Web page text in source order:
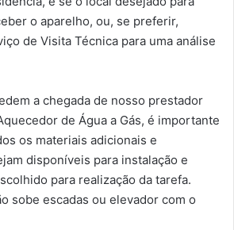
o aparelho, ou, se preferir,
de Visita Técnica para uma análise
a chegada de nosso prestador
de Água a Gás, é importante
os materiais adicionais e
disponíveis para instalação e
para realização da tarefa.
sobe escadas ou elevador com o